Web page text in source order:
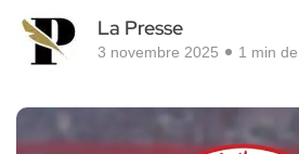
La Presse
3 novembre 2025 1 min